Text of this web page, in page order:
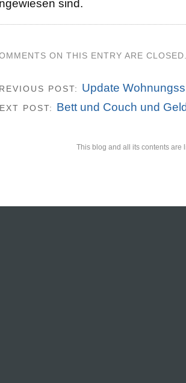
sind.
ON THIS ENTRY ARE
POST: Update
POST: Bett und Couch und
This blog and all its contents are